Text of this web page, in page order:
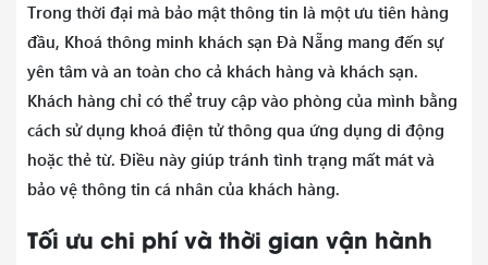
Trong thời đại mà bảo mật thông tin là một ưu tiên hàng
đầu, Khoá thông minh khách sạn Đà Nẵng mang đến sự
yên tâm và an toàn cho cả khách hàng và khách sạn.
Khách hàng chỉ có thể truy cập vào phòng của mình bằng
cách sử dụng khoá điện tử thông qua ứng dụng di động
hoặc thẻ từ. Điều này giúp tránh tình trạng mất mát và
bảo vệ thông tin cá nhân của khách hàng.
Tối ưu chi phí và thời gian vận hành